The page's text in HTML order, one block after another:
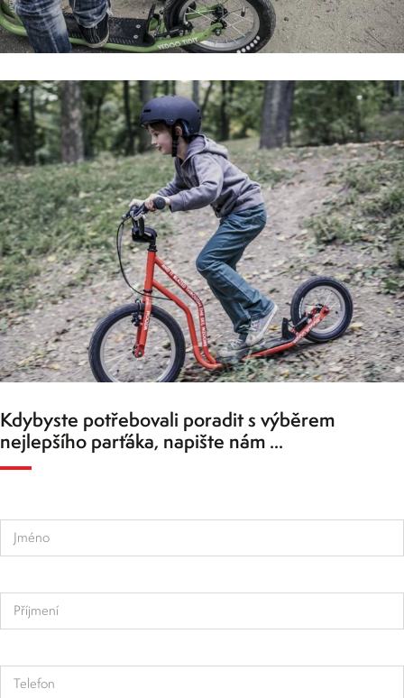
Kdybyste potřebovali poradit s výběrem
nejlepšího parťáka, napište nám ...
Jméno
Příjmení
Telefon